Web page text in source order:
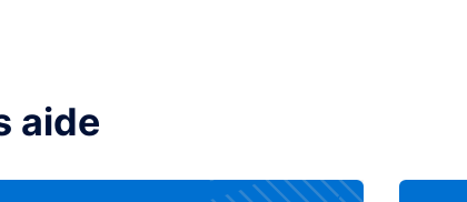
aide